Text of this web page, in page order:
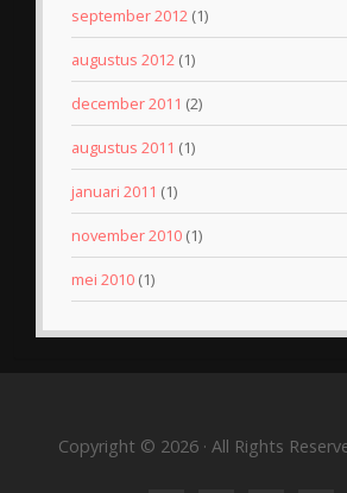
september 2012 (1)
augustus 2012 (1)
december 2011 (2)
augustus 2011 (1)
januari 2011 (1)
november 2010 (1)
mei 2010 (1)
Copyright © 2026 · All Rights